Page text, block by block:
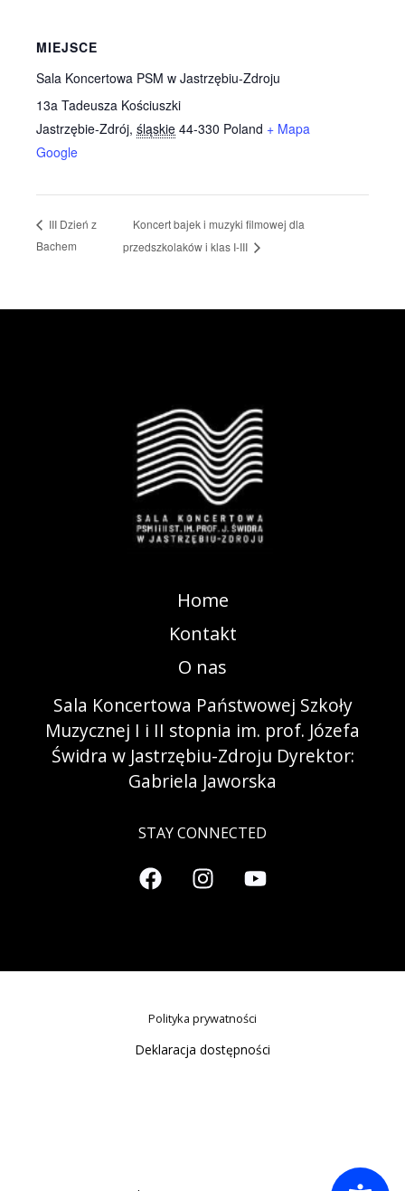
MIEJSCE
Sala Koncertowa PSM w Jastrzębiu-Zdroju
13a Tadeusza Kościuszki
Jastrzębie-Zdrój, śląskie 44-330 Poland + Mapa
Google
III Dzień z
Bachem
Koncert bajek i muzyki filmowej dla
przedszkolaków i klas I-III
Home
Kontakt
O nas
Sala Koncertowa Państwowej Szkoły
Muzycznej I i II stopnia im. prof. Józefa
Świdra w Jastrzębiu-Zdroju Dyrektor:
Gabriela Jaworska
STAY CONNECTED
Polityka prywatności
Deklaracja dostępności